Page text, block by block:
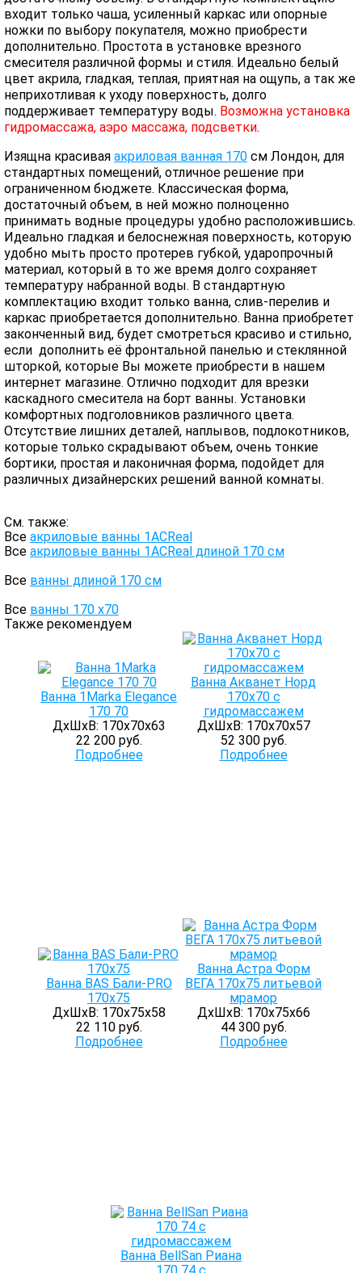
входит только чаша, усиленный каркас или опорные
ножки по выбору покупателя, можно приобрести
дополнительно. Простота в установке врезного
смесителя различной формы и стиля. Идеально белый
цвет акрила, гладкая, теплая, приятная на ощупь, а так же
неприхотливая к уходу поверхность, долго
поддерживает температуру воды. Возможна установка
гидромассажа, аэро массажа, подсветки.
Изящна красивая акриловая ванная 170 см Лондон, для
стандартных помещений, отличное решение при
ограниченном бюджете. Классическая форма,
достаточный объем, в ней можно полноценно
принимать водные процедуры удобно расположившись.
Идеально гладкая и белоснежная поверхность, которую
удобно мыть просто протерев губкой, ударопрочный
материал, который в то же время долго сохраняет
температуру набранной воды. В стандартную
комплектацию входит только ванна, слив-перелив и
каркас приобретается дополнительно. Ванна приобретет
законченный вид, будет смотреться красиво и стильно,
если дополнить её фронтальной панелью и стеклянной
шторкой, которые Вы можете приобрести в нашем
интернет магазине. Отлично подходит для врезки
каскадного смеситела на борт ванны. Установки
комфортных подголовников различного цвета.
Отсутствие лишних деталей, наплывов, подлокотников,
которые только скрадывают объем, очень тонкие
бортики, простая и лаконичная форма, подойдет для
различных дизайнерских решений ванной комнаты.
См. также:
Все акриловые ванны 1ACReal
Все акриловые ванны 1ACReal длиной 170 см
Все ванны длиной 170 см
Все ванны 170 х70
Также рекомендуем
Ванна 1Marka Elegance
170 70
ДхШхВ: 170х70х63
22 200 руб.
Подробнее
Ванна Акванет Норд
170х70 с
гидромассажем
ДхШхВ: 170х70х57
52 300 руб.
Подробнее
Ванна BAS Бали-PRO
170х75
ДхШхВ: 170х75х58
22 110 руб.
Подробнее
Ванна Астра Форм
ВЕГА 170х75 литьевой
мрамор
ДхШхВ: 170х75х66
44 300 руб.
Подробнее
Ванна BellSan Риана